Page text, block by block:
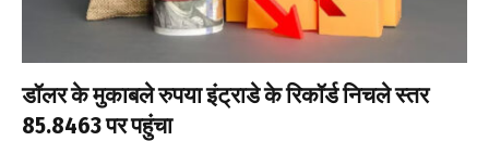
डॉलर के मुकाबले रुपया इंट्राडे के रिकॉर्ड निचले स्तर
85.8463 पर पहुंचा